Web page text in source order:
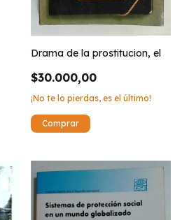
Drama de la prostitucion, el
$30.000,00
¡No te lo pierdas, es el último!